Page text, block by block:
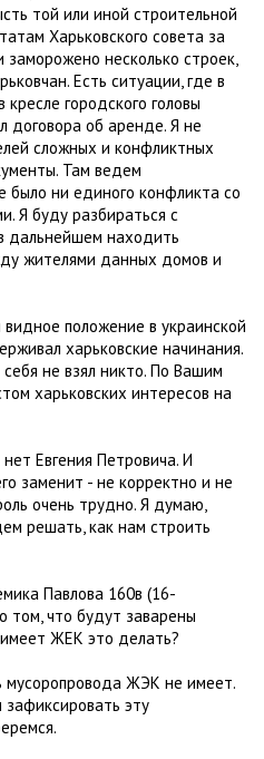
той или иной строительной
Харьковского совета за
несколько строек,
Есть ситуации, где в
городского головы
договора об аренде. Я не
сложных и конфликтных
Там ведем
было ни единого конфликта со
Я буду разбираться с
дальнейшем находить
жителями данных домов и
положение в украинской
харьковские начинания.
не взял никто. По Вашим
харьковских интересов на
Евгения Петровича. И
заменит - не корректно и не
очень трудно. Я думаю,
решать, как нам строить
Павлова 160в (16-
том, что будут заварены
ЖЕК это делать?
мусоропровода ЖЭК не имеет.
эту